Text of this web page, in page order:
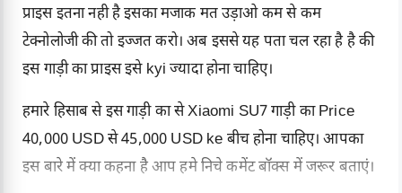
प्राइस इतना नही है इसका मजाक मत उड़ाओ कम से कम
टेक्नोलोजी की तो इज्जत करो। अब इससे यह पता चल रहा है है की
इस गाड़ी का प्राइस इसे kyi ज्यादा होना चाहिए।
हमारे हिसाब से इस गाड़ी का सेXiaomi SU7गाड़ी का Price
40,000 USD से 45,000 USD ke बीच होना चाहिए। आपका
इस बारे में क्या कहना है आप हमे निचे कमेंट बॉक्स में जरूर बताएं।